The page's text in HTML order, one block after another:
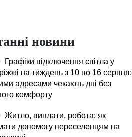
новини
Графіки відключення світла у
на тиждень з 10 по 16 серпня:
адресами чекають дні без
комфорту
Житло, виплати, робота: як
допомогу переселенцям на